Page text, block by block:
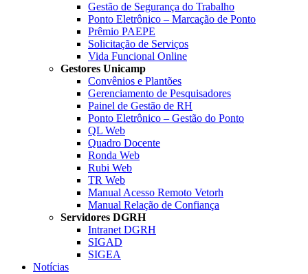
Gestão de Segurança do Trabalho
Ponto Eletrônico – Marcação de Ponto
Prêmio PAEPE
Solicitação de Serviços
Vida Funcional Online
Gestores Unicamp
Convênios e Plantões
Gerenciamento de Pesquisadores
Painel de Gestão de RH
Ponto Eletrônico – Gestão do Ponto
QL Web
Quadro Docente
Ronda Web
Rubi Web
TR Web
Manual Acesso Remoto Vetorh
Manual Relação de Confiança
Servidores DGRH
Intranet DGRH
SIGAD
SIGEA
Notícias